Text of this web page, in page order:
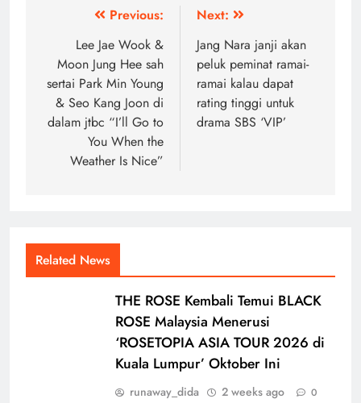
navigation
Previous:
Lee Jae Wook &
Moon Jung Hee sah
sertai Park Min Young
& Seo Kang Joon di
dalam jtbc “I’ll Go to
You When the
Weather Is Nice”
Next:
Jang Nara janji akan
peluk peminat ramai-
ramai kalau dapat
rating tinggi untuk
drama SBS ‘VIP’
Related News
THE ROSE Kembali Temui BLACK
ROSE Malaysia Menerusi
‘ROSETOPIA ASIA TOUR 2026 di
Kuala Lumpur’ Oktober Ini
runaway_dida 2 weeks ago 0